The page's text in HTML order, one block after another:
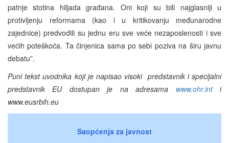
patnje stotina hiljada građana. Oni koji su bili najglasniji u
protivljenju reformama (kao i u kritikovanju međunarodne
zajednice) predvodili su jednu eru sve veće nezaposlenosti i sve
većih poteškoća. Ta činjenica sama po sebi poziva na širu javnu
debatu”.
Puni tekst uvodnika koji je napisao visoki predstavnik i specijalni
predstavnik EU dostupan je na adresama www.ohr.inti
www.eusrbih.eu
Saopćenja za javnost